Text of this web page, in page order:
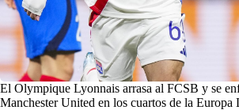
El Olympique Lyonnais arrasa al FCSB y se
Manchester United en los cuartos de la Europa